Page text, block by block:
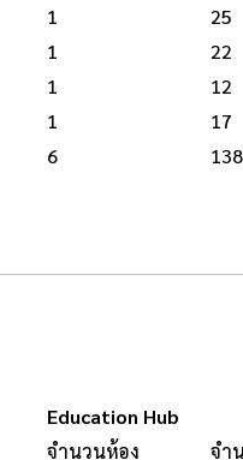
1
25
1
22
1
12
1
17
6 138
Education Hub
จำนวนห้อง จำ